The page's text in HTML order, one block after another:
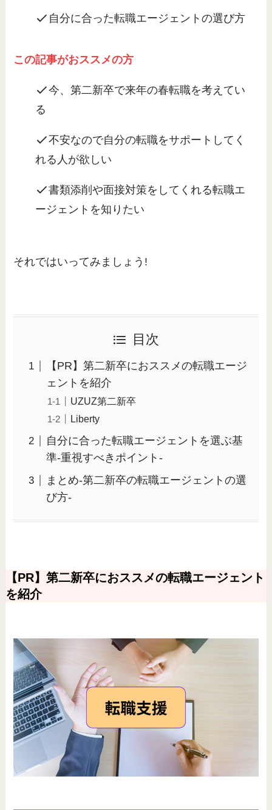
自分に合った転職エージェントの選び方
この記事がおススメの方
今、第二新卒で来年の春転職を考えてい
る
不安なので自分の転職をサポートしてく
れる人が欲しい
書類添削や面接対策をしてくれる転職エ
ージェントを知りたい
それではいってみましょう!
目次
【PR】第二新卒におススメの転職エージ
ェントを紹介
UZUZ第二新卒
Liberty
自分に合った転職エージェントを選ぶ基
準-重視すべきポイント-
まとめ-第二新卒の転職エージェントの選
び方-
【PR】第二新卒におススメの転職エージェント
を紹介